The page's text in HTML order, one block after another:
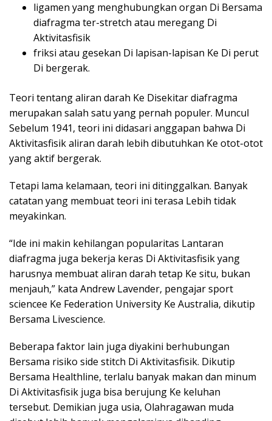
ligamen yang menghubungkan organ Di Bersama
diafragma ter-stretch atau meregang Di
Aktivitasfisik
friksi atau gesekan Di lapisan-lapisan Ke Di perut
Di bergerak.
Teori tentang aliran darah Ke Disekitar diafragma
merupakan salah satu yang pernah populer. Muncul
Sebelum 1941, teori ini didasari anggapan bahwa Di
Aktivitasfisik aliran darah lebih dibutuhkan Ke otot-otot
yang aktif bergerak.
Tetapi lama kelamaan, teori ini ditinggalkan. Banyak
catatan yang membuat teori ini terasa Lebih tidak
meyakinkan.
“Ide ini makin kehilangan popularitas Lantaran
diafragma juga bekerja keras Di Aktivitasfisik yang
harusnya membuat aliran darah tetap Ke situ, bukan
menjauh,” kata Andrew Lavender, pengajar sport
sciencee Ke Federation University Ke Australia, dikutip
Bersama Livescience.
Beberapa faktor lain juga diyakini berhubungan
Bersama risiko side stitch Di Aktivitasfisik. Dikutip
Bersama Healthline, terlalu banyak makan dan minum
Di Aktivitasfisik juga bisa berujung Ke keluhan
tersebut. Demikian juga usia, Olahragawan muda